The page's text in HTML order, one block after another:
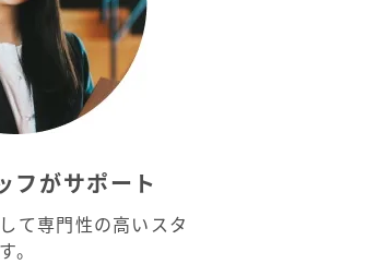
フがサポート
て専門性の高いスタ
。